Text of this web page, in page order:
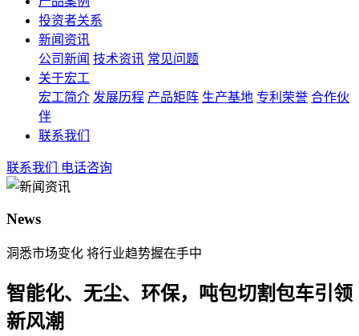
投资者关系
新闻资讯
公司新闻 技术资讯 常见问题
关于宏工
宏工简介 发展历程 产品矩阵 生产基地 专利荣誉 合作伙
伴
联系我们
联系我们 电话咨询
News
洞悉市场变化 将行业趋势握在手中
智能化、无尘、环保，吨包切割包车引领
新风潮